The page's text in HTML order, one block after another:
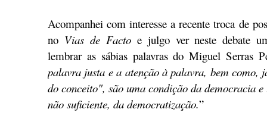
Acompanhei com interesse a recente troca de
no Vias de Factoe julgo ver neste debate
lembrar as sábias palavras do Miguel Serras
palavra justa e a atenção à palavra, bem como,
do conceito", são uma condição da democracia
não suficiente, da democratização.”